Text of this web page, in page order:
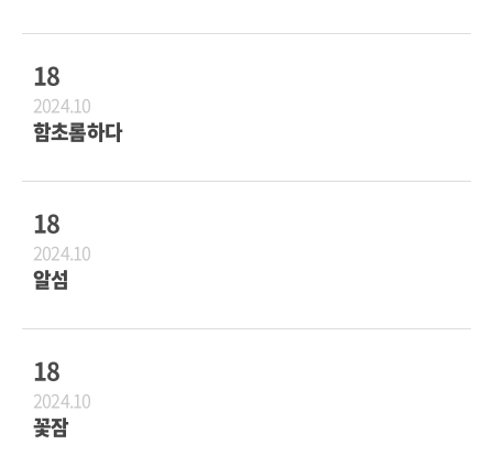
18
2024.10
함초롬하다
18
2024.10
알섬
18
2024.10
꽃잠